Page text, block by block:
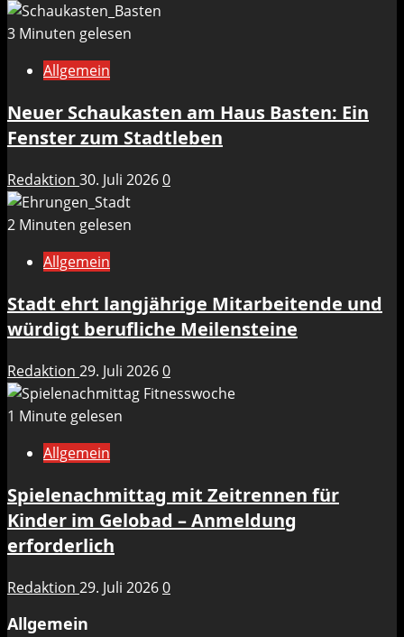
3 Minuten gelesen
Allgemein
Neuer Schaukasten am Haus Basten: Ein
Fenster zum Stadtleben
Redaktion 30. Juli 20260
2 Minuten gelesen
Allgemein
Stadt ehrt langjährige Mitarbeitende und
würdigt berufliche Meilensteine
Redaktion 29. Juli 20260
1 Minute gelesen
Allgemein
Spielenachmittag mit Zeitrennen für
Kinder im Gelobad – Anmeldung
erforderlich
Redaktion 29. Juli 20260
Allgemein